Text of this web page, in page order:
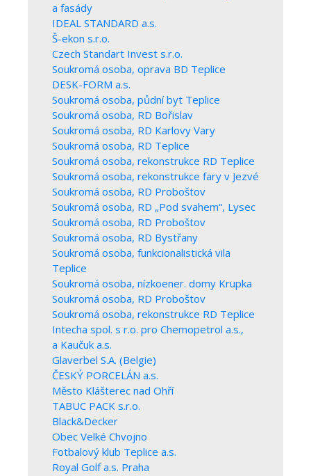
a fasády
IDEAL STANDARD a.s.
Š-ekon s.r.o.
Czech Standart Invest s.r.o.
Soukromá osoba, oprava BD Teplice
DESK-FORM a.s.
Soukromá osoba, půdní byt Teplice
Soukromá osoba, RD Bořislav
Soukromá osoba, RD Karlovy Vary
Soukromá osoba, RD Teplice
Soukromá osoba, rekonstrukce RD Teplice
Soukromá osoba, rekonstrukce fary v Jezvé
Soukromá osoba, RD Proboštov
Soukromá osoba, RD „Pod svahem“, Lysec
Soukromá osoba, RD Proboštov
Soukromá osoba, RD Bystřany
Soukromá osoba, funkcionalistická vila
Teplice
Soukromá osoba, nízkoener. domy Krupka
Soukromá osoba, RD Proboštov
Soukromá osoba, rekonstrukce RD Teplice
Intecha spol. s r.o. pro Chemopetrol a.s.,
a Kaučuk a.s.
Glaverbel S.A. (Belgie)
ČESKÝ PORCELÁN a.s.
Město Klášterec nad Ohří
TABUC PACK s.r.o.
Black&Decker
Obec Velké Chvojno
Fotbalový klub Teplice a.s.
Royal Golf a.s. Praha